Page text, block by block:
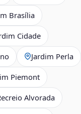
Brasília
Cidade
Jardim Perla
Piemont
Alvorada